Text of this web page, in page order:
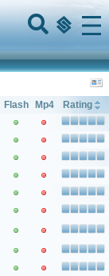
Menu
Flash Mp4
Rating